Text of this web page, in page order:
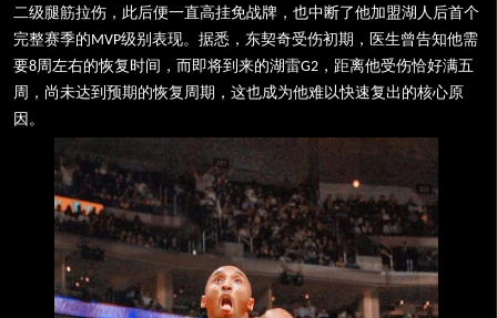
二级腿筋拉伤，此后便一直高挂免战牌，也中断了他加盟湖人后首个
完整赛季的MVP级别表现。据悉，东契奇受伤初期，医生曾告知他需
要8周左右的恢复时间，而即将到来的湖雷G2 ，距离他受伤恰好满五
周，尚未达到预期的恢复周期，这也成为他难以快速复出的核心原
因。